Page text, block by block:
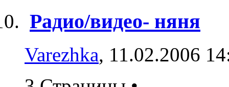
Радио/видео- няня
Varezhka, 11.02.2006